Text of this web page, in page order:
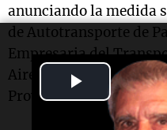
Play
Video
anunciando la medida
de Autotransporte de
Empresaria del
Aires (CETUBA) y la
Provincia de Buenos